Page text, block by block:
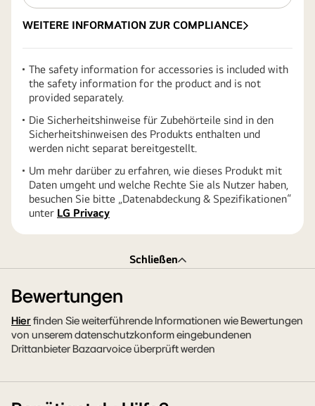
WEITERE INFORMATION ZUR COMPLIANCE
The safety information for accessories is included with
the safety information for the product and is not
provided separately.
Die Sicherheitshinweise für Zubehörteile sind in den
Sicherheitshinweisen des Produkts enthalten und
werden nicht separat bereitgestellt.
Um mehr darüber zu erfahren, wie dieses Produkt mit
Daten umgeht und welche Rechte Sie als Nutzer haben,
besuchen Sie bitte „Datenabdeckung & Spezifikationen“
unter LG Privacy
Schließen
Bewertungen
Hierfinden Sie weiterführende Informationen wie Bewertungen
von unserem datenschutzkonform eingebundenen
Drittanbieter Bazaarvoice überprüft werden